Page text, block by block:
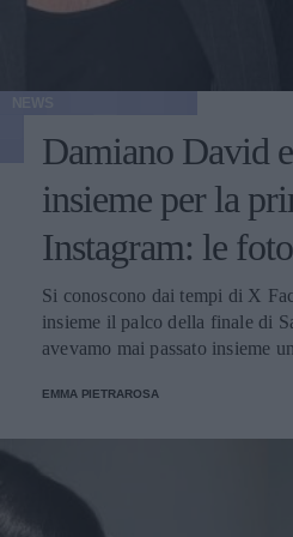
Damiano David
insieme per la
Instagram: le
Si conoscono dai tempi di X
insieme il palco della finale di
avevamo mai passato insieme
presentazione del primo libro di
EMMA PIETRAROSA